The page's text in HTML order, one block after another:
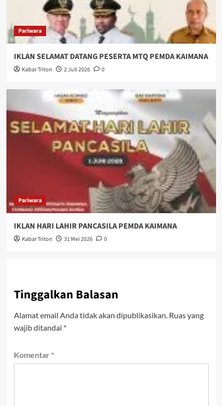
Pariwara
IKLAN SELAMAT DATANG PESERTA MTQ PEMDA KAIMANA
Kabar Triton 2 Juli 2026 0
Pariwara
IKLAN HARI LAHIR PANCASILA PEMDA KAIMANA
Kabar Triton 31 Mei 2026 0
Tinggalkan Balasan
Alamat email Anda tidak akan dipublikasikan. Ruas yang
wajib ditandai *
Komentar *